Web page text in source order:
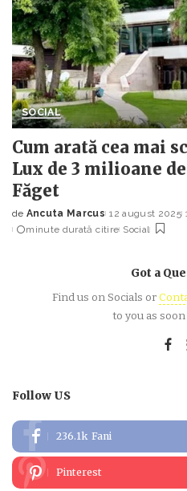
SOCIAL
Cum arată cea mai
Lux de 3 milioane
Făget
Posted
by
de Ancuta Marcus 12 august 2025
minute durată citire Social
Got a
Find us on Socials or
to you as
Follow US
236.1k Fani
Pinterest